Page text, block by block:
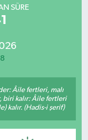
SÜRE
Âile fertleri, malı
biri kalır: Âile fertleri
kalır. (Hadis-i şerif)